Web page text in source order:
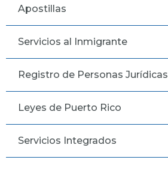
Apostillas
Servicios al Inmigrante
Registro de Personas Jurídicas
Leyes de Puerto Rico
Servicios Integrados